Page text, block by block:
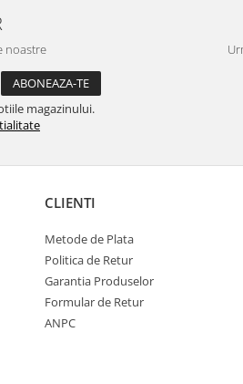
noastre
magazinului.
CLIENTI
Metode de Plata
Politica de Retur
Garantia Produselor
Formular de Retur
ANPC